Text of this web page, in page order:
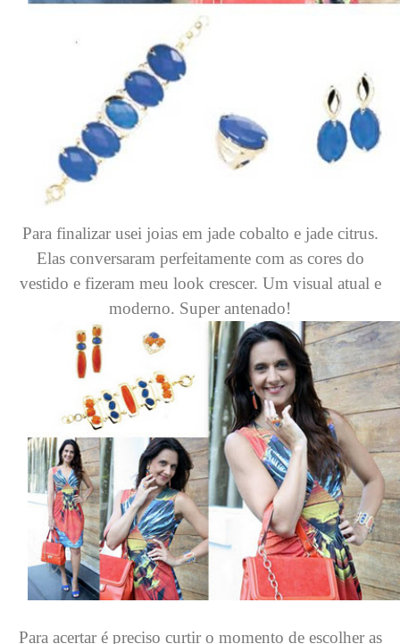
Para finalizar usei joias em jade cobalto e jade citrus.
Elas conversaram perfeitamente com as cores do
vestido e fizeram meu look crescer. Um visual atual e
moderno. Super antenado!
Para acertar é preciso curtir o momento de escolher as